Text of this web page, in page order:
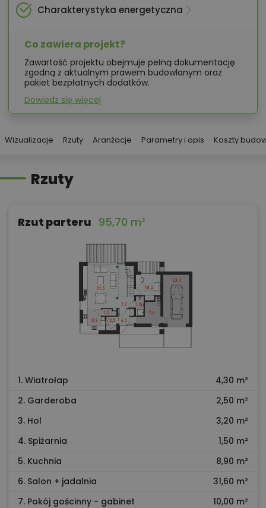
Charakterystyka energetyczna
Co zawiera projekt?
Zawartość projektu obejmuje pełną dokumentację
zgodną z aktualnym prawem budowlanym oraz
pakiet bezpłatnych dodatków.
Dowiedz się więcej
Wizualizacje Rzuty Aranżacje Parametry i opis Koszty
Rzuty
Rzut parteru 95,70 m²
1. Wiatrołap
4,30 m²
2. Garderoba
2,50 m²
3. Hol
3,20 m²
4. Spiżarnia
1,50 m²
5. Kuchnia
8,90 m²
6. Salon + jadalnia
31,60 m²
7. Pokój gościnny - gabinet
10,00 m²